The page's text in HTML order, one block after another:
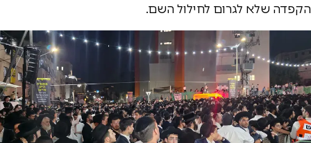
הקפדה שלא לגרום לחילול השם.